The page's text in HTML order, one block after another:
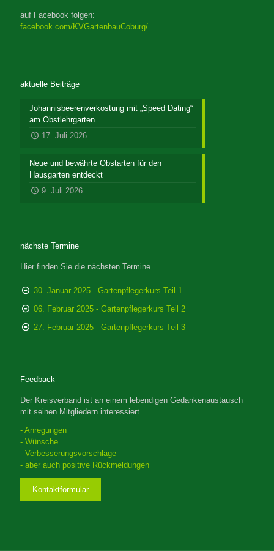
auf Facebook folgen:
facebook.com/KVGartenbauCoburg/
aktuelle Beiträge
Johannisbeerenverkostung mit „Speed Dating“
am Obstlehrgarten
17. Juli 2026
Neue und bewährte Obstarten für den
Hausgarten entdeckt
9. Juli 2026
nächste Termine
Hier finden Sie die nächsten Termine
30. Januar 2025 - Gartenpflegerkurs Teil 1
06. Februar 2025 - Gartenpflegerkurs Teil 2
27. Februar 2025 - Gartenpflegerkurs Teil 3
Feedback
Der Kreisverband ist an einem lebendigen Gedankenaustausch
mit seinen Mitgliedern interessiert.
- Anregungen
- Wünsche
- Verbesserungsvorschläge
- aber auch positive Rückmeldungen
Kontaktformular